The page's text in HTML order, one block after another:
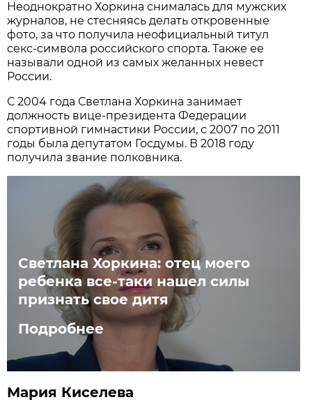
Неоднократно Хоркина снималась для мужских
журналов, не стесняясь делать откровенные
фото, за что получила неофициальный титул
секс-символа российского спорта. Также ее
называли одной из самых желанных невест
России.
С 2004 года Светлана Хоркина занимает
должность вице-президента Федерации
спортивной гимнастики России, с 2007 по 2011
годы была депутатом Госдумы. В 2018 году
получила звание полковника.
Светлана Хоркина: отец моего
ребенка все-таки нашел силы
признать свое дитя
Подробнее
Мария Киселева